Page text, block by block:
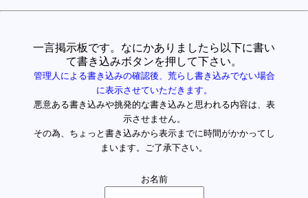
一言掲示板です。なにかありましたら以下に書い
て書き込みボタンを押して下さい。
管理人による書き込みの確認後、荒らし書き込みでない場合
に表示させていただきます。
悪意ある書き込みや挑発的な書き込みと思われる内容は、表
示させません。
その為、ちょっと書き込みから表示までに時間がかかってし
まいます。ご了承下さい。
お名前